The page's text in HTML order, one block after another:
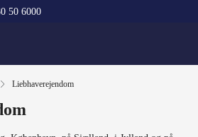
50 6000
Liebhaverejendom